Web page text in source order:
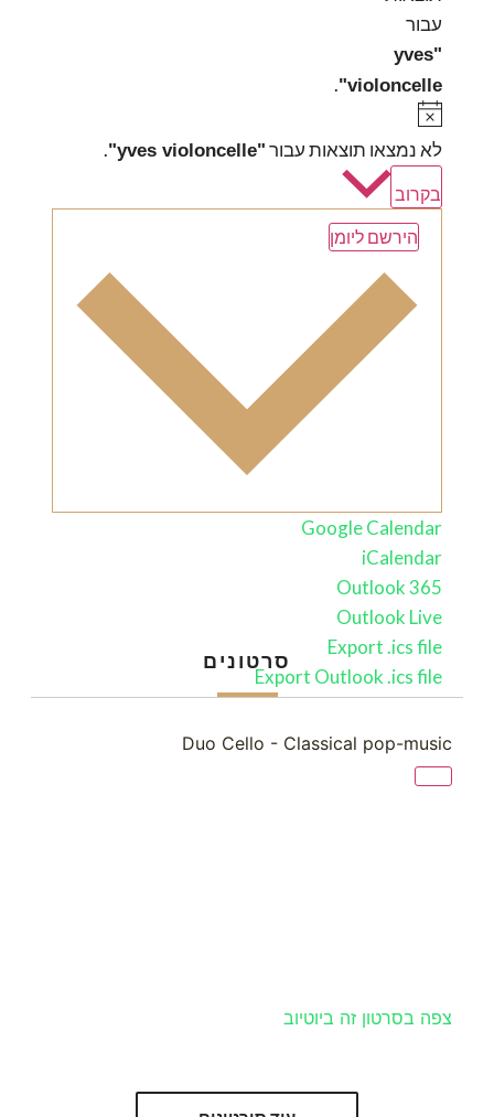
עבור
"yves
violoncelle"
.
לא נמצאו תוצאות עבור "yves violoncelle"
.
בקרוב
Select
date.
List
events
הירשם ליומן
Google Calendar
iCalendar
Outlook 365
Outlook Live
Export .ics file
Export Outlook .ics file
סרטונים
Duo Cello - Classical pop-music
צפה בסרטון זה ביוטיוב